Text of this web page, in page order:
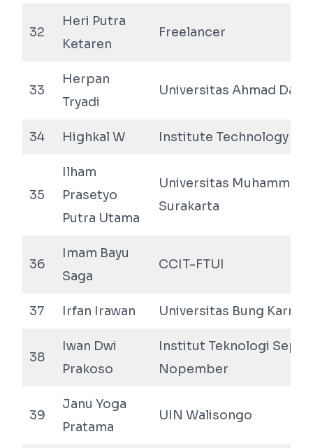
32
Heri Putra
Ketaren
Freelancer
33
Herpan
Tryadi
Universitas Ahmad
34 Highkal W Institute Technology of
35
Ilham
Prasetyo
Putra Utama
Universitas
Surakarta
36
Imam Bayu
Saga
CCIT-FTUI
37 Irfan Irawan Universitas Bung Karno
38
Iwan Dwi
Prakoso
Institut Teknologi
Nopember
39
Janu Yoga
Pratama
UIN Walisongo